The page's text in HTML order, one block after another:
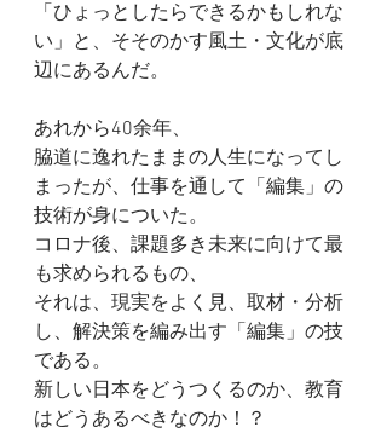
「ひょっとしたらできるかもしれな
い」と、そそのかす風土・文化が底
辺にあるんだ。
あれから40余年、
脇道に逸れたままの人生になってし
まったが、仕事を通して「編集」の
技術が身についた。
コロナ後、課題多き未来に向けて最
も求められるもの、
それは、現実をよく見、取材・分析
し、解決策を編み出す「編集」の技
である。
新しい日本をどうつくるのか、教育
はどうあるべきなのか！？